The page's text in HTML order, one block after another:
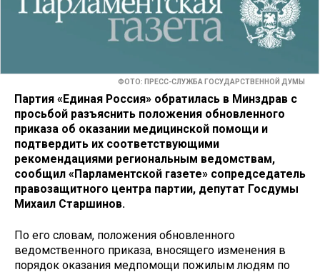
ФОТО: ПРЕСС-СЛУЖБА ГОСУДАРСТВЕННОЙ ДУМЫ
Партия «Единая Россия» обратилась в Минздрав с
просьбой разъяснить положения обновленного
приказа об оказании медицинской помощи и
подтвердить их соответствующими
рекомендациями региональным ведомствам,
сообщил «Парламентской газете» сопредседатель
правозащитного центра партии, депутат Госдумы
Михаил Старшинов.
По его словам, положения обновленного
ведомственного приказа, вносящего изменения в
порядок оказания медпомощи пожилым людям по